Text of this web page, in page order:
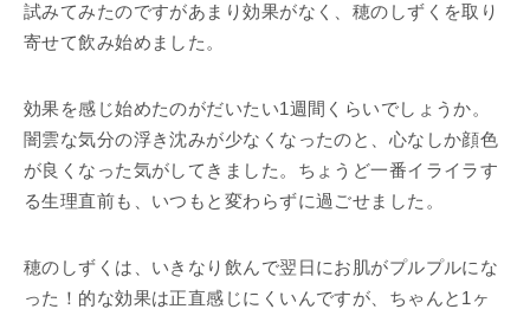
試みてみたのですがあまり効果がなく、穂のしずくを取り
寄せて飲み始めました。
効果を感じ始めたのがだいたい1週間くらいでしょうか。
闇雲な気分の浮き沈みが少なくなったのと、心なしか顔色
が良くなった気がしてきました。ちょうど一番イライラす
る生理直前も、いつもと変わらずに過ごせました。
穂のしずくは、いきなり飲んで翌日にお肌がプルプルにな
った！的な効果は正直感じにくいんですが、ちゃんと1ヶ